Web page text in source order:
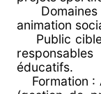
Domaines :
animation
Public cible
éducatifs.
Formation :